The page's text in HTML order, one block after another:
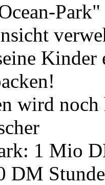
wird noch
1 Mio
DM